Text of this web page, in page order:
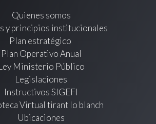
Quienes somos
y principios institucionales
Plan estratégico
Plan Operativo Anual
Ministerio Público
Legislaciones
Instructivos SIGEFI
Virtual tirant lo blanch
Ubicaciones